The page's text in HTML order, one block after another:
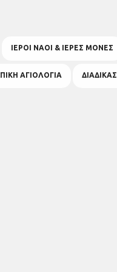
ΙΕΡΟΙ ΝΑΟΙ & ΙΕΡΕΣ ΜΟΝΕΣ
ΑΓΙΟΛΟΓΙΑ